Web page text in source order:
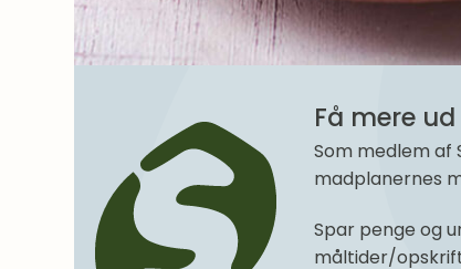
Få mere
Som medlem af
madplanernes
Spar penge og
måltider/